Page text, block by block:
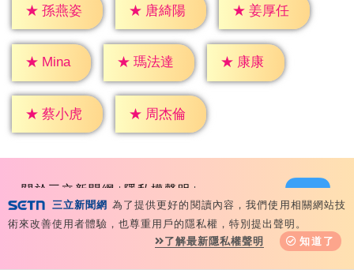
★ 孫燕姿 ★ 唐綺陽 ★ 姜厚任
★ Mina ★ 瑪法達 ★ 康康
★ 蔡小虎 ★ 周杰倫
關於三立新聞網
隱私權聲明
三立新聞自律守則
合作提案窗口 意見反應
三立新聞網 為了提供更好的閱讀內容，我們使用相關網站技
術來改善使用者體驗，也尊重用戶的隱私權，特別提出聲明。
了解最新隱私權聲明
知道了